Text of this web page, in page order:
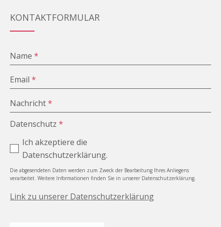
KONTAKTFORMULAR
Name*
Email*
Nachricht*
Datenschutz*
Ich akzeptiere die
Datenschutzerklärung.
Die abgesendeten Daten werden zum Zweck der Bearbeitung Ihres Anliegens
verarbeitet. Weitere Informationen finden Sie in unserer Datenschutzerklärung.
Link zu unserer Datenschutzerklärung